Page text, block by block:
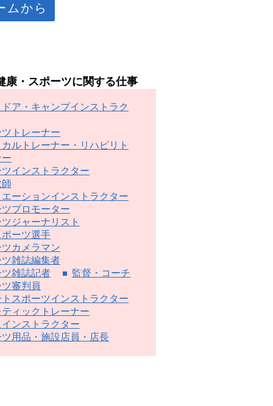
ムから
康・スポーツに関する仕事
ア・キャンプインストラク
トレーナー
ルトレーナー・リハビリト
インストラクター
ーションインストラクター
プロモーター
ジャーナリスト
ーツ選手
カメラマン
雑誌編集者
雑誌記者
監督・コーチ
審判員
スポーツインストラクター
ィックトレーナー
ンストラクター
用品・施設店員・店長